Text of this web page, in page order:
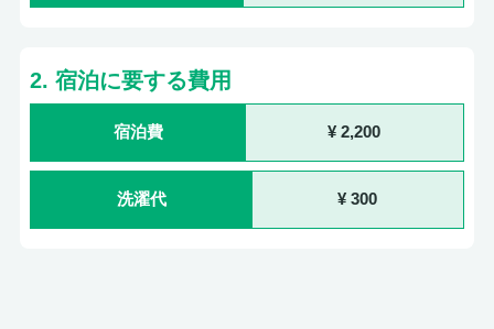
2. 宿泊に要する費用
宿泊費 2,200
洗濯代 300